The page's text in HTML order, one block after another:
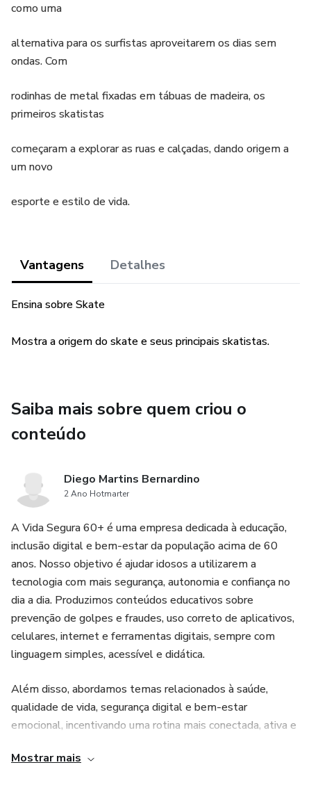
como uma
alternativa para os surfistas aproveitarem os dias sem
ondas. Com
rodinhas de metal fixadas em tábuas de madeira, os
primeiros skatistas
começaram a explorar as ruas e calçadas, dando origem a
um novo
esporte e estilo de vida.
Vantagens Detalhes
Ensina sobre Skate
Mostra a origem do skate e seus principais skatistas.
Saiba mais sobre quem criou o
conteúdo
Diego Martins Bernardino
2 Ano Hotmarter
A Vida Segura 60+ é uma empresa dedicada à educação,
inclusão digital e bem-estar da população acima de 60
anos. Nosso objetivo é ajudar idosos a utilizarem a
tecnologia com mais segurança, autonomia e confiança no
dia a dia. Produzimos conteúdos educativos sobre
prevenção de golpes e fraudes, uso correto de aplicativos,
celulares, internet e ferramentas digitais, sempre com
linguagem simples, acessível e didática.
Além disso, abordamos temas relacionados à saúde,
qualidade de vida, segurança digital e bem-estar
emocional, incentivando uma rotina mais conectada, ativa e
exclusivo que reúne todo o conteúdo em um ambiente
Mostrar mais